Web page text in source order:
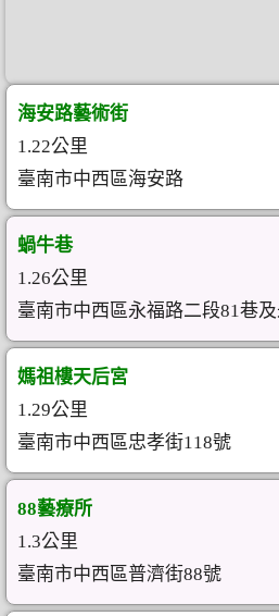
海安路藝術街
1.22公里
臺南市中西區海安路
蝸牛巷
1.26公里
臺南市中西區永福路二段81巷
媽祖樓天后宮
1.29公里
臺南市中西區忠孝街118號
88藝療所
1.3公里
臺南市中西區普濟街88號